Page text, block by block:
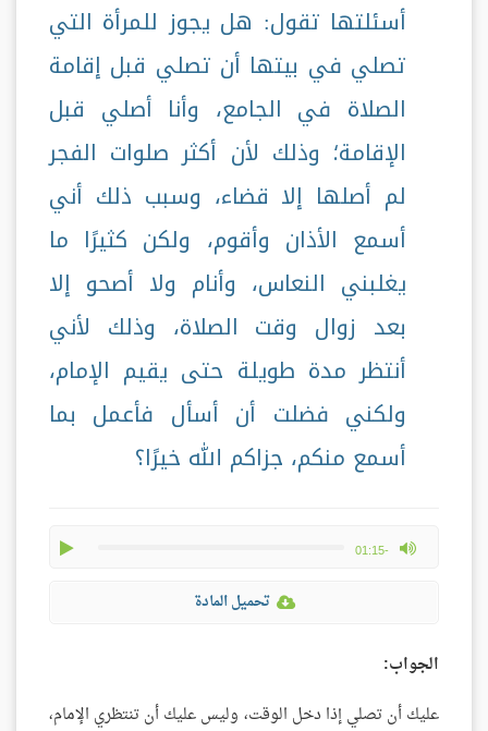
أسئلتها تقول: هل يجوز للمرأة التي
تصلي في بيتها أن تصلي قبل إقامة
الصلاة في الجامع، وأنا أصلي قبل
الإقامة؛ وذلك لأن أكثر صلوات الفجر
لم أصلها إلا قضاء، وسبب ذلك أني
أسمع الأذان وأقوم، ولكن كثيرًا ما
يغلبني النعاس، وأنام ولا أصحو إلا
بعد زوال وقت الصلاة، وذلك لأني
أنتظر مدة طويلة حتى يقيم الإمام،
ولكني فضلت أن أسأل فأعمل بما
أسمع منكم، جزاكم الله خيرًا؟
-01:15
max volume
تحميل المادة
الجواب:
عليك أن تصلي إذا دخل الوقت، وليس عليك أن تنتظري الإمام،